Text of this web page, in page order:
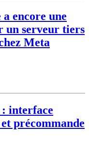
encore une
un serveur tiers
Meta
interface
précommande